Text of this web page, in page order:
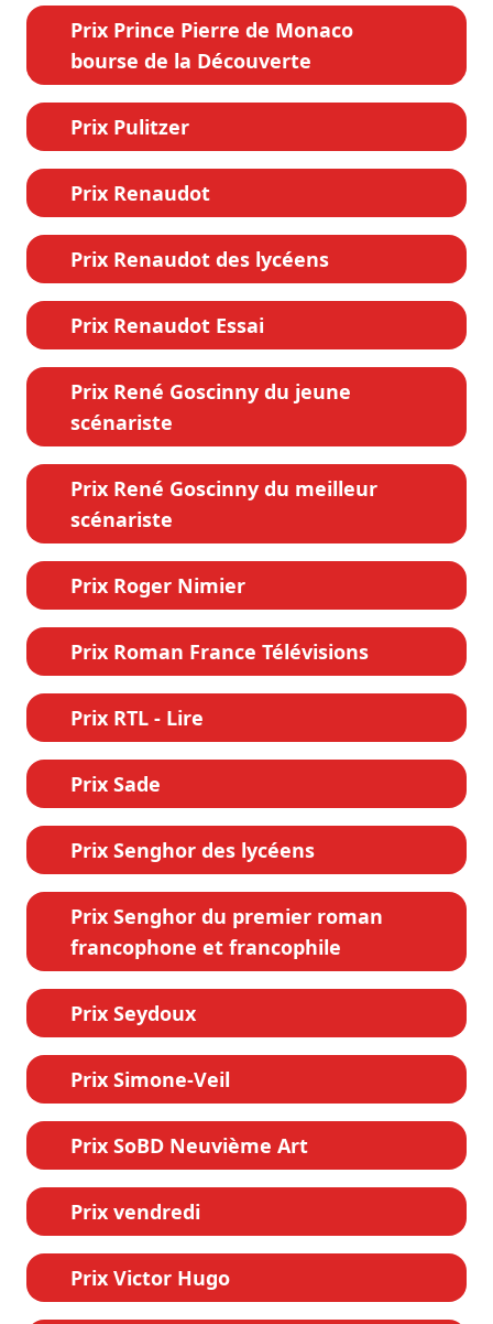
Prix Prince Pierre de Monaco
bourse de la Découverte
Prix Pulitzer
Prix Renaudot
Prix Renaudot des lycéens
Prix Renaudot Essai
Prix René Goscinny du jeune
scénariste
Prix René Goscinny du meilleur
scénariste
Prix Roger Nimier
Prix Roman France Télévisions
Prix RTL - Lire
Prix Sade
Prix Senghor des lycéens
Prix Senghor du premier roman
francophone et francophile
Prix Seydoux
Prix Simone-Veil
Prix SoBD Neuvième Art
Prix vendredi
Prix Victor Hugo